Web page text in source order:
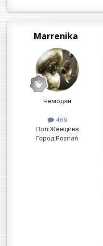
Marrenika
Чемодан
469
Пол:Женщина
Город:Poznań